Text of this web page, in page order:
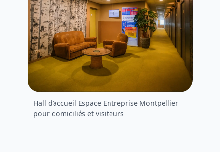
Hall d’accueil Espace Entreprise Montpellier
pour domiciliés et visiteurs